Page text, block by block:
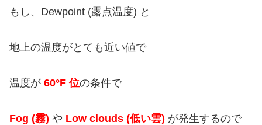
もし、Dewpoint (露点温度) と
地上の温度がとても近い値で
温度が 60°F 位の条件で
Fog (霧) や Low clouds (低い雲) が発生するので